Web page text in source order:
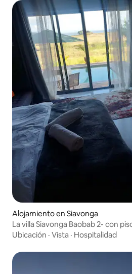
Alojamiento en Siavonga
La villa Siavonga Baobab 2- con
Ubicación · Vista · Hospitalidad